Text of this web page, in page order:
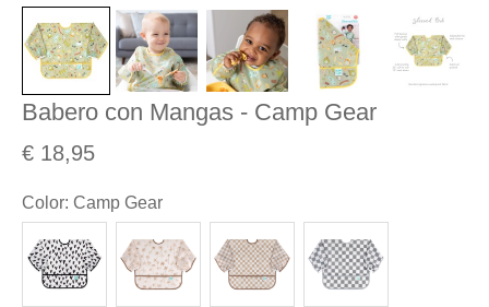
Babero con Mangas - Camp Gear
€ 18,95
Color: Camp Gear